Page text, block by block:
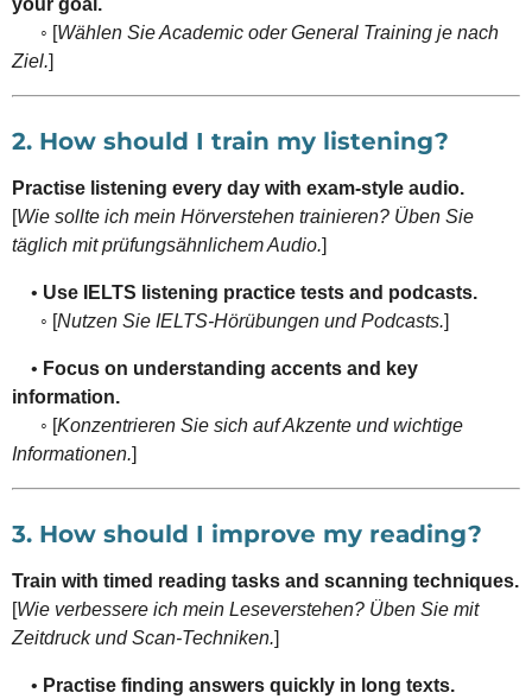
your goal.
◦ [Wählen Sie Academic oder General Training je nach
Ziel.]
2. How should I train my listening?
Practise listening every day with exam-style audio.
[Wie sollte ich mein Hörverstehen trainieren? Üben Sie
täglich mit prüfungsähnlichem Audio.]
• Use IELTS listening practice tests and podcasts.
◦ [Nutzen Sie IELTS-Hörübungen und Podcasts.]
• Focus on understanding accents and key
information.
◦ [Konzentrieren Sie sich auf Akzente und wichtige
Informationen.]
3. How should I improve my reading?
Train with timed reading tasks and scanning techniques.
[Wie verbessere ich mein Leseverstehen? Üben Sie mit
Zeitdruck und Scan-Techniken.]
• Practise finding answers quickly in long texts.